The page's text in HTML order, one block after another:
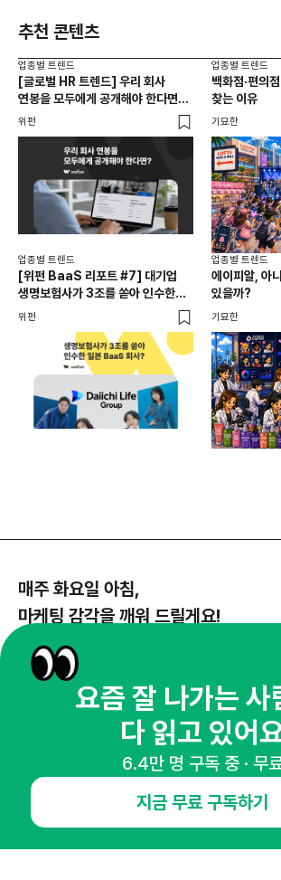
추천 콘텐츠
업종별 트렌드
[글로벌 HR 트렌드] 우리 회사
연봉을 모두에게 공개해야 한다면? |
급여 투명성 법, 해외 사례, 연봉
위펀
업종별 트렌드
백화점·편의
찾는 이유
기묘한
업종별 트렌드
[위펀 BaaS 리포트 #7] 대기업
생명보험사가 3조를 쏟아 인수한
일본 BaaS 회사의 정체는?
위펀
업종별 트렌드
에이피알, 아
있을까?
기묘한
매주 화요일 아침,
마케팅 감각을 깨워 드릴게요!
뉴스레터 구독하기
오픈애즈란
요즘 잘 나가는 사
다 읽고 있어
6.4만 명 구독 중 · 무
지금 무료 구독하기